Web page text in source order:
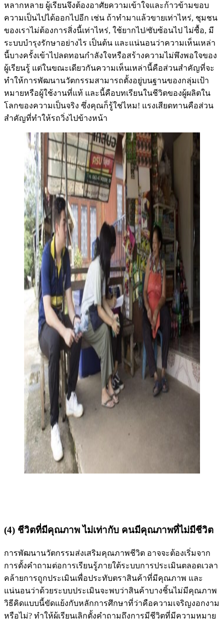
หลากหลาย ผู้เรียนจึงต้องอาศัยความเข้าใจและก้าวข้ามขอบ
ความเป็นไปได้ออกไปอีก เช่น ถ้าทำมาแล้วขายเท่าไหร่, ชุมชน
ของเราไม่ต้องการสิ่งนี้เท่าไหร่, ใช้ยากไป/ซับซ้อนไป ไม่ซื้อ, มี
ระบบบำรุงรักษาอย่างไร เป็นต้น และแน่นอนว่าความเห็นเหล่า
นี้บางครั้งเข้าไปลดทอนกำลังใจหรือสร้างความไม่พึงพอใจของ
ผู้เรียนรู้ แต่ในขณะเดียวกันความเห็นเหล่านี้คือส่วนสำคัญที่จะ
ทำให้การพัฒนานวัตกรรมสามารถตั้งอยู่บนฐานของกลุ่มเป้า
หมายหรือผู้ใช้งานที่แท้ และนี้คือบทเรียนในชีวิตของผู้ผลิตใน
โลกของความเป็นจริง ซึ่งคุณก็รู้ใช่ไหม! แรงเสียดทานคือส่วน
สำคัญที่ทำให้รถวิ่งไปข้างหน้า
(4) ชีวิตที่มีคุณภาพ ไม่เท่ากับ คนมีคุณภาพที่ไม่มีชีวิต
การพัฒนานวัตกรรมส่งเสริมคุณภาพชีวิต อาจจะต้องเริ่มจาก
การตั้งคำถามต่อการเรียนรู้ภายใต้ระบบการประเมินตลอดเวลา
คล้ายการถูกประเมินเพื่อประทับตราสินค้าที่มีคุณภาพ และ
แน่นอนว่าด้วยระบบประเมินจะพบว่าสินค้าบางชิ้นไม่มีคุณภาพ
วิธีคิดแบบนี้ขัดแย้งกับหลักการศึกษาที่ว่าคือความเจริญงอกงาม
หรือไม่? ทำให้ผู้เรียนเลิกตั้งคำถามถึงการมีชีวิตที่มีความหมาย